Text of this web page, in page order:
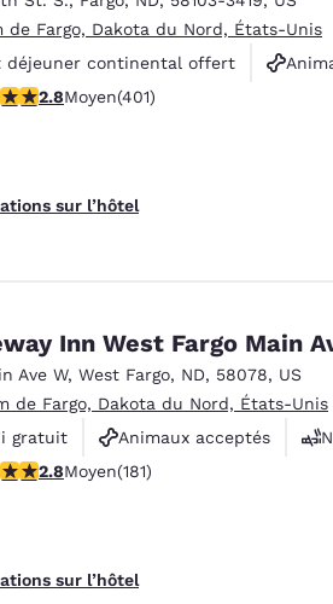
de Fargo, Dakota du Nord, États-Unis
déjeuner continental offert
fumeurs
Moyen. 401 commentaires
2.8Moyen(401)
sur l’hôtel
Inn West Fargo Main
Ave W, West Fargo, ND, 58078, US
de Fargo, Dakota du Nord, États-Unis
gratuit
Animaux acceptés
Moyen. 181 commentaires
2.8Moyen(181)
sur l’hôtel